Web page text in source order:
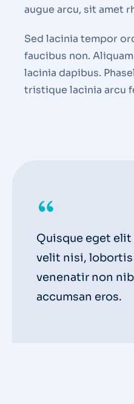
augue arcu, sit amet
Sed lacinia tempor
faucibus non.
lacinia dapibus.
tristique lacinia arcu
Quisque eget elit
velit nisi,
venenatir non
accumsan eros.